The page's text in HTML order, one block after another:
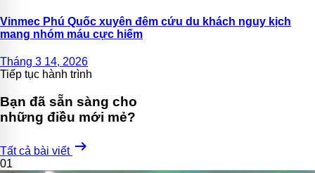
Vinmec Phú Quốc xuyên đêm cứu du khách nguy kịch
mang nhóm máu cực hiếm
Tháng 3 14, 2026
Tiếp tục hành trình
Bạn đã sẵn sàng cho
những điều mới mẻ?
Tất cả bài viết arrow_right_alt
01